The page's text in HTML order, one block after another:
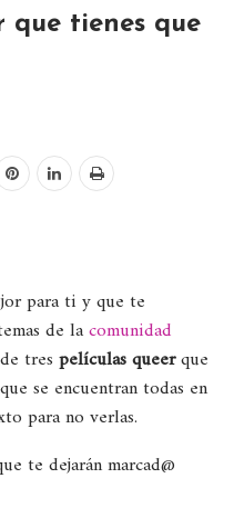
que tienes que
para ti y que te
de lacomunidad
tres películas queerque
se encuentran todas en
para no verlas.
te dejarán marcad@